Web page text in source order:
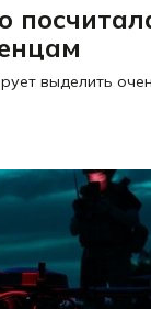
выделить